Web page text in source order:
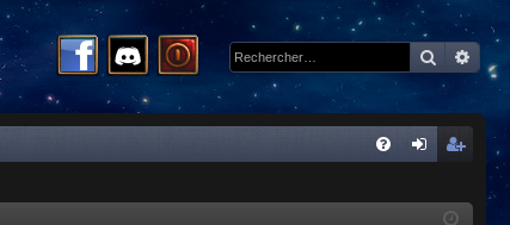
cri